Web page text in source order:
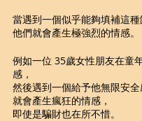
當遇到一個似乎能夠填補這種
他們就會產生極強烈的情感。
例如一位 35歲女性朋友在童
感，
然後遇到一個給予他無限安全
就會產生瘋狂的情感，
即使是騙財也在所不惜。